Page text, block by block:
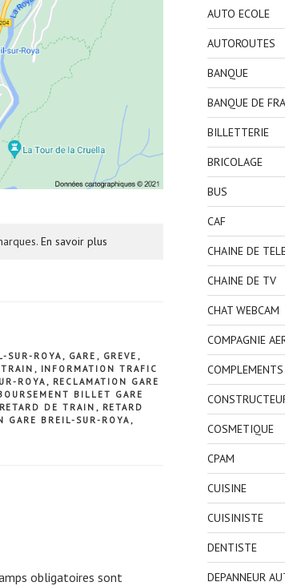
En savoir plus
SUR-ROYA, GARE , GREVE ,
, INFORMATION TRAFIC
ROYA, RECLAMATION GARE
BILLET GARE
RETARD DE TRAIN , RETARD
GARE BREIL-SUR-ROYA,
obligatoires sont
AUTO ECOLE
AUTOROUTES
BANQUE
BANQUE DE
BILLETTERIE
BRICOLAGE
BUS
CAF
CHAINE DE
CHAINE DE TV
CHAT WEBCAM
COMPAGNIE
COSMETIQUE
CPAM
CUISINE
CUISINISTE
DENTISTE
DEPANNEUR